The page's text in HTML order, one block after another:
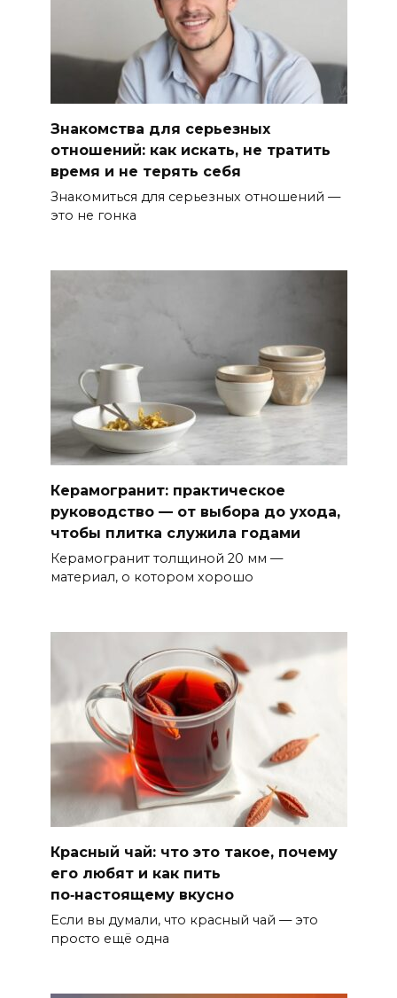
Знакомства для серьезных
отношений: как искать, не тратить
время и не терять себя
Знакомиться для серьезных отношений —
это не гонка
Керамогранит: практическое
руководство — от выбора до ухода,
чтобы плитка служила годами
Керамогранит толщиной 20 мм —
материал, о котором хорошо
Красный чай: что это такое, почему
его любят и как пить
по‑настоящему вкусно
Если вы думали, что красный чай — это
просто ещё одна